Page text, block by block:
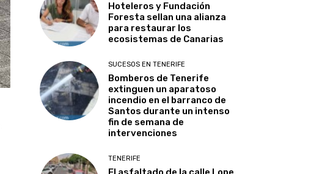
Hoteleros y Fundación
Foresta sellan una alianza
para restaurar los
ecosistemas de Canarias
SUCESOS EN TENERIFE
Bomberos de Tenerife
extinguen un aparatoso
incendio en el barranco de
Santos durante un intenso
fin de semana de
intervenciones
TENERIFE